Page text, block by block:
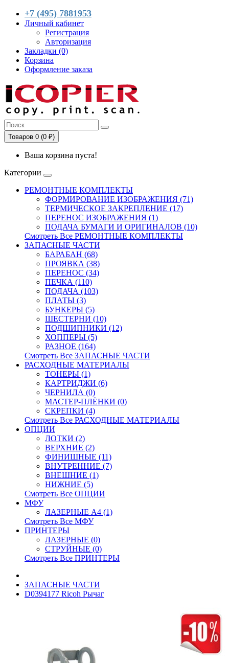
+7 (495) 7881953
Личный кабинет
Регистрация
Авторизация
Закладки (0)
Корзина
Оформление заказа
Товаров 0 (0 ₽)
Ваша корзина пуста!
Категории
РЕМОНТНЫЕ КОМПЛЕКТЫ
ФОРМИРОВАНИЕ ИЗОБРАЖЕНИЯ (71)
ТЕРМИЧЕСКОЕ ЗАКРЕПЛЕНИЕ (17)
ПЕРЕНОС ИЗОБРАЖЕНИЯ (1)
ПОДАЧА БУМАГИ И ОРИГИНАЛОВ (10)
Смотреть Все РЕМОНТНЫЕ КОМПЛЕКТЫ
ЗАПАСНЫЕ ЧАСТИ
БАРАБАН (68)
ПРОЯВКА (38)
ПЕРЕНОС (34)
ПЕЧКА (110)
ПОДАЧА (103)
ПЛАТЫ (3)
БУНКЕРЫ (5)
ШЕСТЕРНИ (10)
ПОДШИПНИКИ (12)
ХОППЕРЫ (5)
РАЗНОЕ (164)
Смотреть Все ЗАПАСНЫЕ ЧАСТИ
РАСХОДНЫЕ МАТЕРИАЛЫ
ТОНЕРЫ (1)
КАРТРИДЖИ (6)
ЧЕРНИЛА (0)
МАСТЕР-ПЛЁНКИ (0)
СКРЕПКИ (4)
Смотреть Все РАСХОДНЫЕ МАТЕРИАЛЫ
ОПЦИИ
ЛОТКИ (2)
ВЕРХНИЕ (2)
ФИНИШНЫЕ (11)
ВНУТРЕННИЕ (7)
ВНЕШНИЕ (1)
НИЖНИЕ (5)
Смотреть Все ОПЦИИ
МФУ
ЛАЗЕРНЫЕ A4 (1)
Смотреть Все МФУ
ПРИНТЕРЫ
ЛАЗЕРНЫЕ (0)
СТРУЙНЫЕ (0)
Смотреть Все ПРИНТЕРЫ
ЗАПАСНЫЕ ЧАСТИ
D0394177 Ricoh Рычаг